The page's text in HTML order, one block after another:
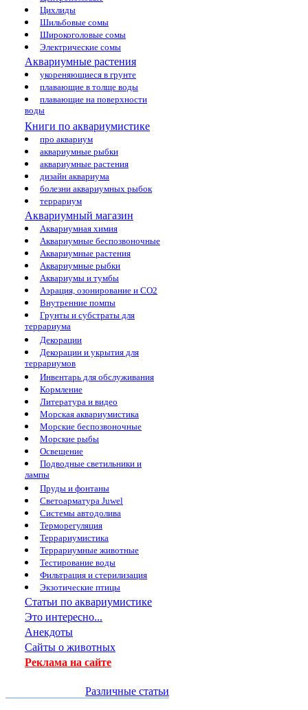
Цихлиды
Шильбовые сомы
Широкоголовые сомы
Электрические сомы
Аквариумные растения
укореняющиеся в грунте
плавающие в толще воды
плавающие на поверхности
воды
Книги по аквариумистике
про аквариум
аквариумные рыбки
аквариумные растения
дизайн аквариума
болезни аквариумных рыбок
террариум
Аквариумный магазин
Аквариумная химия
Аквариумные беспозвоночные
Аквариумные растения
Аквариумные рыбки
Аквариумы и тумбы
Аэрация, озонирование и CO2
Внутренние помпы
Грунты и субстраты для
террариума
Декорации
Декорации и укрытия для
террариумов
Инвентарь для обслуживания
Кормление
Литература и видео
Морская аквариумистика
Морские беспозвоночные
Морские рыбы
Освещение
Подводные светильники и
лампы
Пруды и фонтаны
Светоарматура Juwel
Системы автодолива
Терморегуляция
Террариумистика
Террариумные животные
Тестирование воды
Фильтрация и стерилизация
Экзотические птицы
Статьи по аквариумистике
Это интересно...
Анекдоты
Сайты о животных
Реклама на сайте
Различные статьи